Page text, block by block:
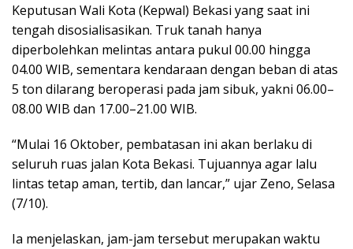
Keputusan Wali Kota (Kepwal) Bekasi yang saat ini
tengah disosialisasikan. Truk tanah hanya
diperbolehkan melintas antara pukul 00.00 hingga
04.00 WIB, sementara kendaraan dengan beban di atas
5 ton dilarang beroperasi pada jam sibuk, yakni 06.00–
08.00 WIB dan 17.00–21.00 WIB.
“Mulai 16 Oktober, pembatasan ini akan berlaku di
seluruh ruas jalan Kota Bekasi. Tujuannya agar lalu
lintas tetap aman, tertib, dan lancar,” ujar Zeno, Selasa
(7/10).
Ia menjelaskan, jam-jam tersebut merupakan waktu